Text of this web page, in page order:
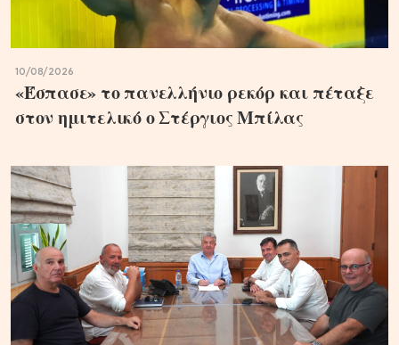
10/08/2026
«Έσπασε» το πανελλήνιο ρεκόρ και πέταξε
στον ημιτελικό ο Στέργιος Μπίλας